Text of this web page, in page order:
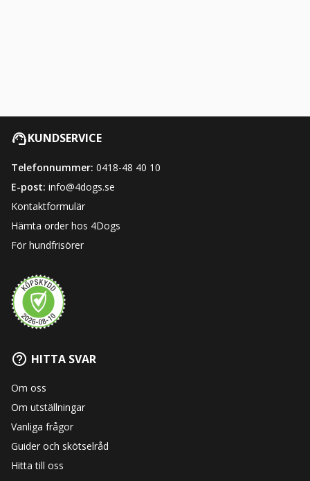
KUNDSERVICE
Telefonnummer: 0418-48 40 10
E-post: info@4dogs.se
Kontaktformulär
Hämta order hos 4Dogs
För hundfrisörer
HITTA SVAR
Om oss
Om utställningar
Vanliga frågor
Guider och skötselråd
Hitta till oss